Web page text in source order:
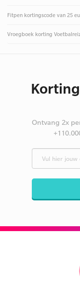
Fitpen kortingscode van 25
Vroegboek korting
Ontvang 2x